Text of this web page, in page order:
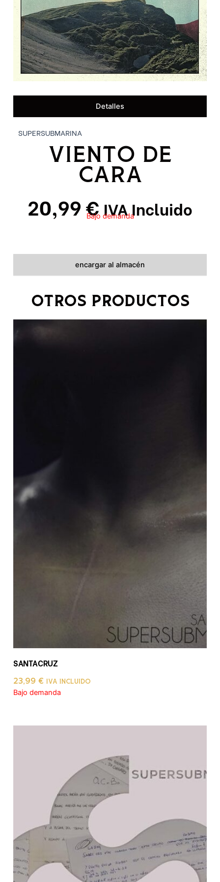
Detalles
encargar al almacén
SUPERSUBMARINA
VIENTO DE
CARA
20,99€IVA Incluido
Bajo demanda
OTROS PRODUCTOS
SANTACRUZ
23,99 € IVA INCLUIDO
Bajo demanda